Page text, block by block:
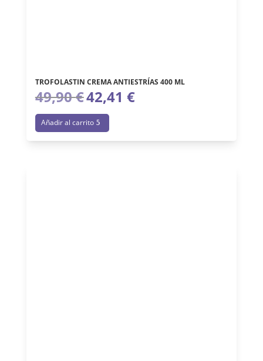
TROFOLASTIN CREMA ANTIESTRÍAS 400 ML
49,90€ El
original
era:
42,41 €El
es:
Añadir al carrito